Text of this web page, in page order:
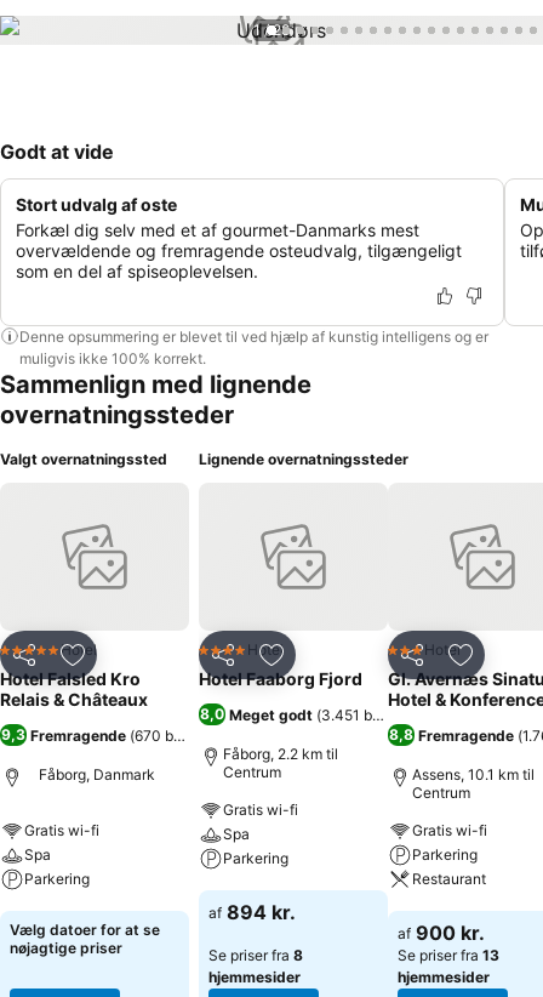
1 / 28
Godt at vide
Stort udvalg af oste
Forkæl dig selv med et af gourmet-Danmarks mest
overvældende og fremragende osteudvalg, tilgængeligt
som en del af spiseoplevelsen.
Denne opsummering er blevet til ved hjælp af kunstig intelligens og er
muligvis ikke 100% korrekt.
Sammenlign med lignende
overnatningssteder
Valgt overnatningssted
Del Føj til favoritter
5 StjernerHotel
Hotel Falsled Kro
Relais & Châteaux
9,3 Fremragende (670 bedømmelser
Fåborg, Danmark
Gratis wi-fi
Spa
Parkering
Se priser
Vælg datoer for at se
nøjagtige priser
Lignende overnatningssteder
Del Føj til favoritter
4 StjernerHotel
Hotel Faaborg Fjord
8,0 Meget godt (3.451 bedømmelser
Fåborg, 2.2 km til
Centrum
Gratis wi-fi
Spa
Parkering
Se priser
af 894 kr.
Se priser fra 8
hjemmesider
Del Føj til
3 Stjerner
Hotel
Gl. Avernæs
Hotel &
8,8 Fremragende (
Assens, 10.1 km til
Centrum
Gratis wi-fi
Parkering
Restaurant
Se priser
af 900 kr.
Se priser fra 13
hjemmesider